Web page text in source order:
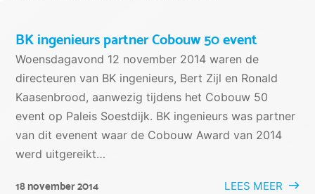
BK ingenieurs partner Cobouw 50 event
Woensdagavond 12 november 2014 waren de
directeuren van BK ingenieurs, Bert Zijl en Ronald
Kaasenbrood, aanwezig tijdens het Cobouw 50
event op Paleis Soestdijk. BK ingenieurs was partner
van dit evenent waar de Cobouw Award van 2014
werd uitgereikt…
18 november 2014 LEES MEER